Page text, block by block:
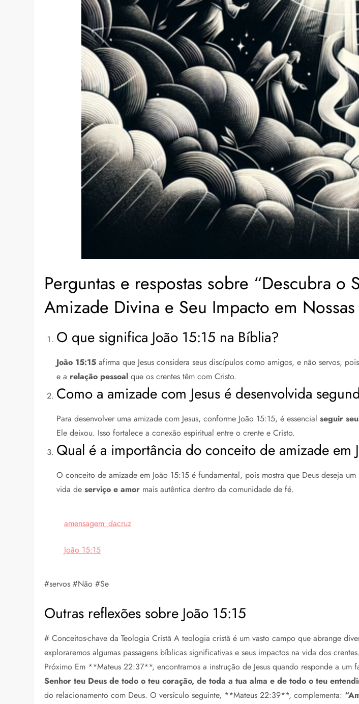
Perguntas e respostas sobre “Descubra
Amizade Divina e Seu Impacto em Nossas
O que significa João 15:15 na Bíblia?
João 15:15 afirma que Jesus considera seus discípulos como amigos, e não servos,
e a relação pessoal que os crentes têm com Cristo.
Como a amizade com Jesus é desenvolvida
Para desenvolver uma amizade com Jesus, conforme João 15:15, é essencialseguir
Ele deixou. Isso fortalece a conexão espiritual entre o crente e Cristo.
Qual é a importância do conceito de amizade em
O conceito de amizade em João 15:15 é fundamental, pois mostra que Deus deseja
vida deserviço e amor mais autêntica dentro da comunidade de fé.
amensagem_dacruz
João 15:15
#servos #Não #Se
Outras reflexões sobre João 15:15
# Conceitos-chave da Teologia Cristã A teologia cristã é um vasto campo que abrange
exploraremos algumas passagens bíblicas significativas e seus impactos na vida dos
Próximo Em **Mateus 22:37**, encontramos a instrução de Jesus quando responde a
Senhor teu Deus de todo o teu coração, de toda a tua alma e de todo o teu
do relacionamento com Deus. O versículo seguinte, **Mateus 22:39**, complementa: